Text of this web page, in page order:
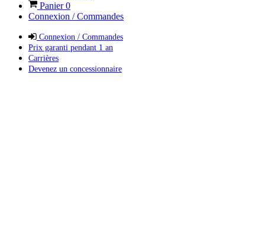
Panier0
Connexion / Commandes
Connexion / Commandes
Prix garanti pendant 1 an
Carrières
Devenez un concessionnaire